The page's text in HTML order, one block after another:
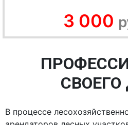
3 000
СВОЕГО
В процессе